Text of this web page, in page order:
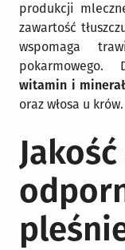
produkcji
zawartość
wspomaga
pokarmowego.
witamin i
oraz włosa u krów.